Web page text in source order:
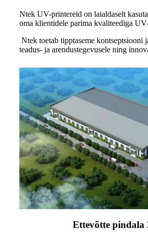
Ntek UV-printereid on laialdaselt
oma klientidele parima kvaliteediga
Ntek toetab tipptaseme kontseptsiooni
teadus- ja arendustegevusele ning
Ettevõtte pindala